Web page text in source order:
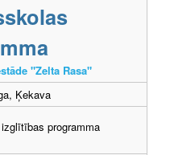
"Zelta Rasa"
Ķekava
programma